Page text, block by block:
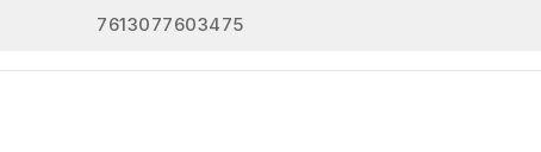
7613077603475